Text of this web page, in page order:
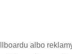
albo